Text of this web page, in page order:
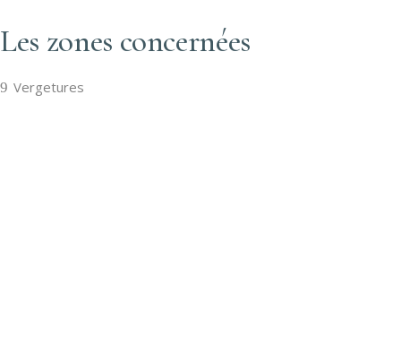
Les zones concernées
Vergetures